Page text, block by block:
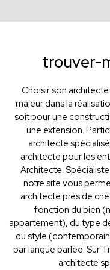
trouver-
Choisir son architecte
majeur dans la
soit pour une
une extension.
architecte
architecte pour les
Architecte.
notre site vous
architecte près de
fonction du bien
appartement), du type
du style
par langue parlée. Sur
architecte